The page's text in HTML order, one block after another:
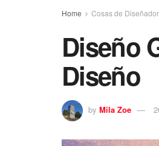
Home Cosas de
Diseño
Diseño
by Mila Zoe